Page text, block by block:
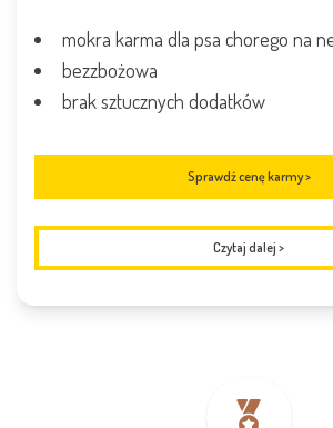
mokra karma dla psa chorego na
bezzbożowa
brak sztucznych dodatków
Sprawdź cenę karmy >
Czytaj dalej >